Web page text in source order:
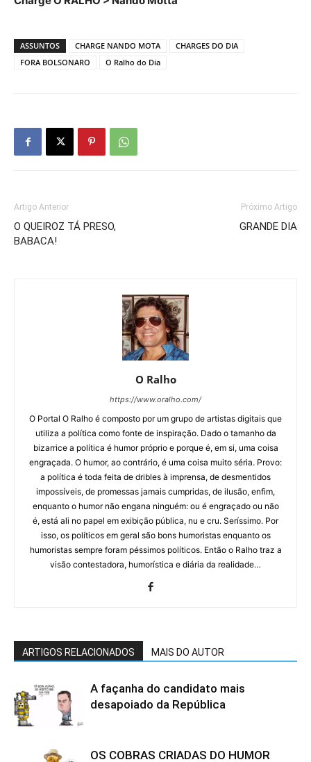
ASSUNTOS CHARGE NANDO MOTA
CHARGES DO DIA
FORA BOLSONARO
O Ralho do Dia
Artigo Anterior
O QUEIROZ TÁ PRESO,
BABACA!
Próximo Artigo
GRANDE DIA
O Ralho
https://www.oralho.com/
O Portal O Ralho é composto por um grupo de artistas digitais que
utiliza a política como fonte de inspiração. Dado o tamanho da
bizarrice a política é humor próprio e porque é, em si, uma coisa
engraçada. O humor, ao contrário, é uma coisa muito séria. Provo:
a política é toda feita de dribles à imprensa, de desmentidos
impossíveis, de promessas jamais cumpridas, de ilusão, enfim,
enquanto o humor não engana ninguém: ou é engraçado ou não
é, está ali no papel em exibição pública, nu e cru. Seríssimo. Por
isso, os políticos em geral são bons humoristas enquanto os
humoristas sempre foram péssimos políticos. Então o Ralho traz a
visão contestadora, humorística e diária da realidade…
ARTIGOS RELACIONADOS MAIS DO AUTOR
A façanha do candidato mais
desapoiado da República
OS COBRAS CRIADAS DO HUMOR